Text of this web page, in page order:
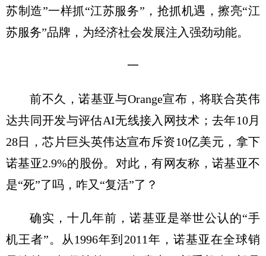
苏制造”一样抓“江苏服务”，抢抓机遇，擦亮“江
苏服务”品牌，为经济社会发展注入强劲动能。
一
前不久，诺基亚与Orange宣布，将联合英伟
达共同开发与评估AI无线接入网技术；去年10月
28日，芯片巨头英伟达宣布斥资10亿美元，拿下
诺基亚2.9%的股份。对此，有网友称，诺基亚不
是“死”了吗，咋又“复活”了？
确实，十几年前，诺基亚是举世公认的“手
机王者”。从1996年到2011年，诺基亚在全球销